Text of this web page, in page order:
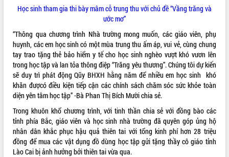
Diễn đàn Kinh tế tư nhân Việt Nam đột
Đề án 06 tạo bước ngoặt đột phá trong
cải cách hành chính tỉnh Đắk Lắk
Kết nối tour, đẩy mạnh chuyển đổi số
để phát triển du lịch Đắk Lắk
Khởi động Dự án Đầu tư xây dựng hạ
tầng kỹ thuật Cụm công nghiệp Tân
Gặp mặt các cơ quan báo chí nhân Kỷ
niệm 101 năm Ngày Báo chí Cách
mạng Việt Nam
Đắk Lắk sơ kết 4 năm triển khai thực
Học sinh tham gia thi bày mâm cỗ trung thu với chủ đề “Vầng trăng và
ước mơ”
“Thông qua chương trình Nhà trường mong muốn, các giáo viên, phụ
huynh, các em học sinh có một mùa trung thu ấm áp, vui vẻ, cùng chung
tay trao tặng thẻ bảo hiểm y tế cho học sinh nghèo vượt khó vươn lên
trong học tập và lan tỏa thông điệp “Trăng yêu thương”. Chúng tôi dự kiến
sẽ duy trì phát động Qũy BHXH hằng năm để nhiều em học sinh khó
khăn đượcó điều kiện tiếp cận các chính sách chăm sóc sức khỏe toàn
diện yên tâm học tập” -Bà Phan Thị Bích Mười chia sẻ.
Trong khuôn khổ chương trình, với tinh thần chia sẻ với đồng bào các
tỉnh phía Bắc, giáo viên và học sinh nhà trường đã quyên góp ủng hộ
nhân dân khắc phục hậu quả thiên tai với tổng kinh phí hơn 28 triệu
đồng để mua các vật dụng đồ dùng học tập gửi tặng thầy cô giáo tỉnh
Lào Cai bị ảnh hưởng bởi thiên tai vừa qua.